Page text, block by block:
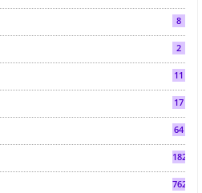
8
2
11
17
64
182
7624